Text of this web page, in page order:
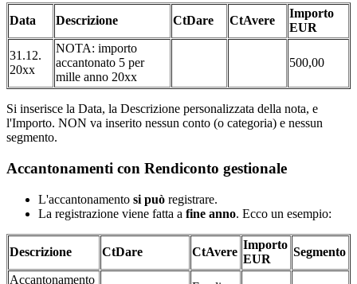
Data Descrizione CtDare CtAvere
Importo
EUR
31.12.
20xx
NOTA: importo
accantonato 5 per
mille anno 20xx
500,00
Si inserisce la Data, la Descrizione personalizzata della nota, e
l'Importo. NON va inserito nessun conto (o categoria) e nessun
segmento.
Accantonamenti con Rendiconto gestionale
L'accantonamento si può registrare.
La registrazione viene fatta a fine anno. Ecco un esempio:
Descrizione CtDare CtAvere
Importo
EUR
Segmento
Accantonamento